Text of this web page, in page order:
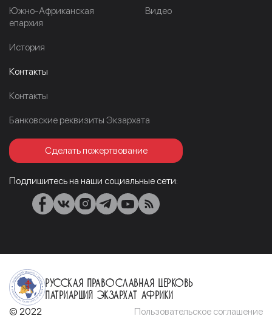
Южно-Африканская
епархия
История
Видео
Контакты
Контакты
Банковские реквизиты Экзархата
Сделать пожертвование
Подпишитесь на наши социальные сети:
Русская Православная Церковь
Патриарший Экзархат Африки
© 2022 Пользовательское соглашение